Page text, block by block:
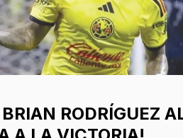
BRIAN RODRÍGUEZ